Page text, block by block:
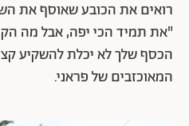
רואים את הכובע שאוסף את
"את תמיד הכי יפה, אבל מה
הכסף שלך לא יכלת להשקיע
המאוכזבים של פראני.